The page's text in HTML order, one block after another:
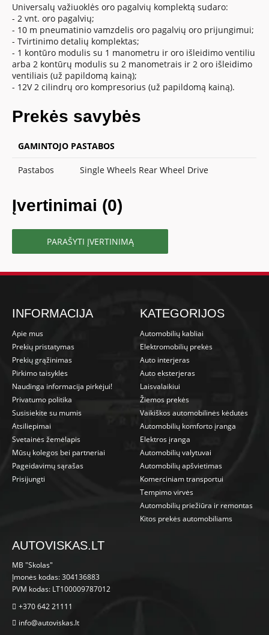
Universalų važiuoklės oro pagalvių komplektą sudaro:
- 2 vnt. oro pagalvių;
- 10 m pneumatinio vamzdelis oro pagalvių oro prijungimui;
- Tvirtinimo detalių komplektas;
- 1 kontūro modulis su 1 manometru ir oro išleidimo ventiliu
arba 2 kontūrų modulis su 2 manometrais ir 2 oro išleidimo
ventiliais (už papildomą kainą);
- 12V 2 cilindrų oro kompresorius (už papildomą kainą).
Prekės savybės
GAMINTOJO PASTABOS
Pastabos Single Wheels Rear Wheel Drive
Įvertinimai (0)
PARAŠYTI ĮVERTINIMĄ
INFORMACIJA
Apie mus
Prekių pristatymas
Prekių grąžinimas
Pirkimo taisyklės
Naudinga informacija pirkėjui!
Privatumo politika
Susisiekite su mumis
Atsiliepimai
Svetainės žemėlapis
Mūsų kolegos bei partneriai
Pageidavimų sąrašas
Prisijungti
KATEGORIJOS
Automobilių kabliai
Elektromobilių prekės
Auto interjeras
Auto eksterjeras
Laisvalaikiui
Žiemos prekės
Vaikiškos automobilinės kėdutės
Automobilių komforto įranga
Elektros įranga
Automobilių valytuvai
Automobilių apšvietimas
Komerciniam transportui
Tempimo virvės
Automobilių priežiūra ir remontas
Kitos prekės automobiliams
AUTOVISKAS.LT
MB "Skolas"
Įmonės kodas: 304136883
PVM kodas: LT100009787012
+370 642 21111
info@autoviskas.lt